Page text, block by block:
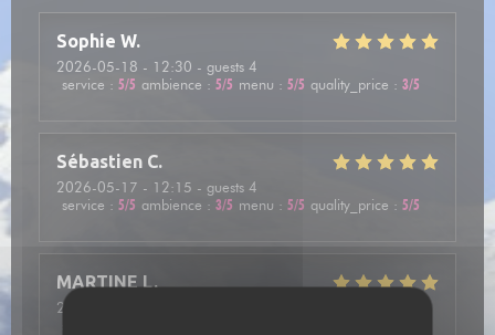
Sophie W
2026-05-18 - 12:30 - guests 4
service : 5/5 ambience : 5/5 menu : 5/5 quality_price : 3/5
Sébastien C
2026-05-17 - 12:15 - guests 4
service : 5/5 ambience : 3/5 menu : 5/5 quality_price : 5/5
MARTINE L
2026-05-17